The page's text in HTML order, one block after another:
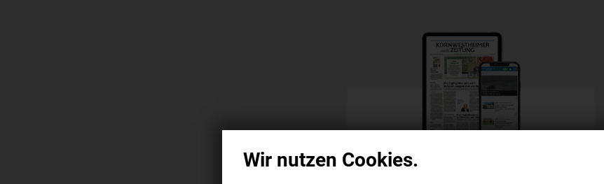
Wir nutzen Cookies.